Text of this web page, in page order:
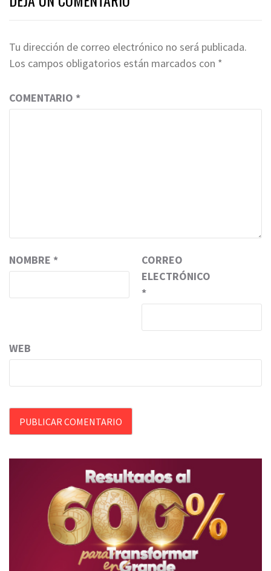
Tu dirección de correo electrónico no será publicada.
Los campos obligatorios están marcados con *
COMENTARIO *
NOMBRE *
CORREO
ELECTRÓNICO
*
WEB